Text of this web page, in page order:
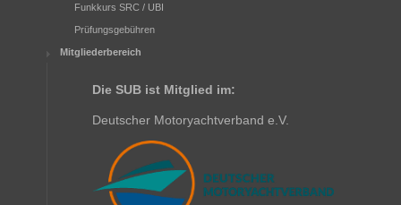
Funkkurs SRC / UBI
Prüfungsgebühren
Mitgliederbereich
Die SUB ist Mitglied im:
Deutscher Motoryachtverband e.V.